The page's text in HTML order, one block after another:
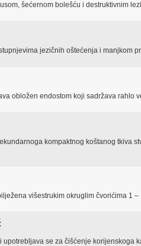
šećernom bolešću i destruktivnim
jezičnih oštećenja i manjkom
obložen endostom koji sadržava rahlo
kompaktnog koštanog tkiva
višestrukim okruglim čvorićima 1
upotrebljava se za čišćenje korijenskoga